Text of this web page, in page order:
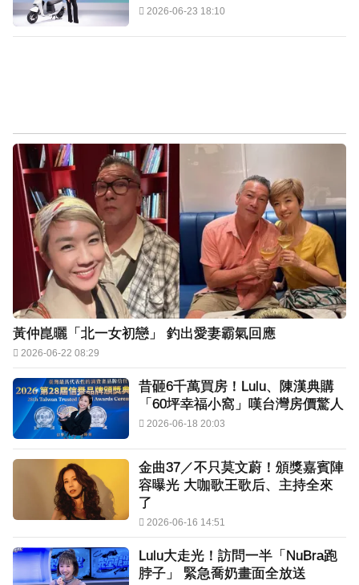
2026-06-23 18:10
黃仲崑曬「北一女初戀」 釣出愛妻霸氣回應
2026-06-22 08:29
昔砸6千萬買房！Lulu、陳漢典購
「60坪幸福小窩」嘆台灣房價驚人
2026-06-18 20:03
金曲37／不只莫文蔚！頒獎嘉賓陣
容曝光 大咖歌王歌后、主持全來
了
2026-06-16 14:51
Lulu大走光！訪問一半「NuBra跑
脖子」 緊急喬奶畫面全放送